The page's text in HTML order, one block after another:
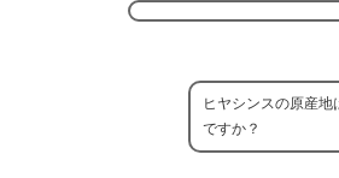
ヒヤシンスの原産地
ですか？